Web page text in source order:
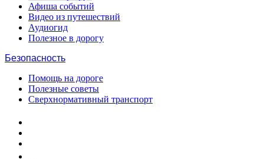
Афиша событий
Видео из путешествий
Аудиогид
Полезное в дорогу
Безопасность
Помощь на дороге
Полезные советы
Сверхнормативный транспорт